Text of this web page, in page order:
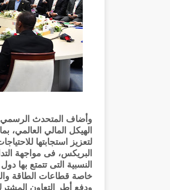
وأضاف المتحدث الرسمي
الهيكل المالي العالمي،
لتعزيز استجابتها
البريكس، فى مواجهة
النسبية التى تتمتع بها
خاصة قطاعات الطاقة
ودفع أطر التعاون